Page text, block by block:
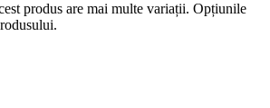
produs are mai multe variații. Opțiunile